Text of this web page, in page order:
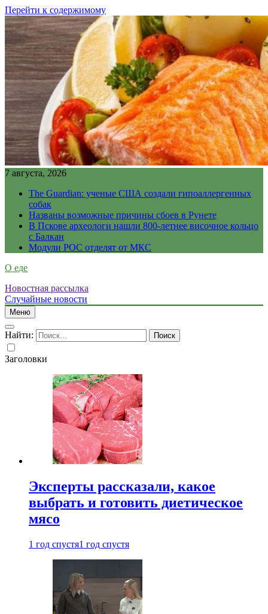
Перейти к содержимому
7 августа, 2026
The Guardian: ученые США создали гипоаллергенных
собак
Названы возможные причины сбоев в Рунете
В Пскове археологи нашли 800-летнее височное кольцо
с Балкан
Модули РОС отделят от МКС
О еде
Новостная рассылка
Случайные новости
Меню
Найти:
Заголовки
Эксперты рассказали, какое
выбрать и готовить диетическое
мясо
1 год спустя1 год спустя